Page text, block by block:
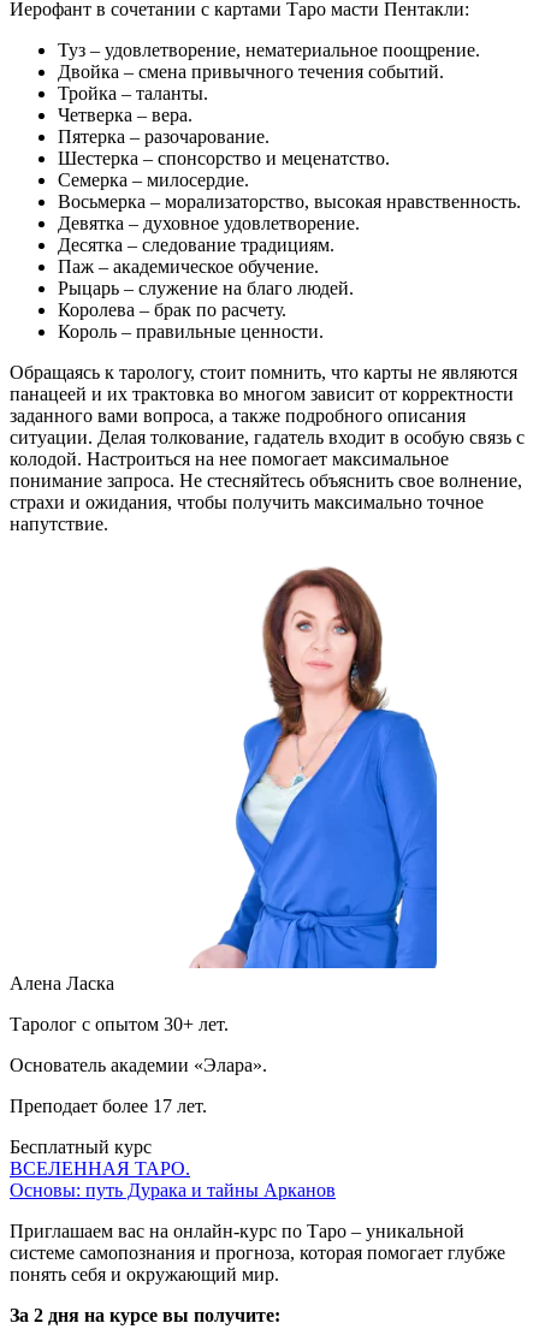
Иерофант в сочетании с картами Таро масти Пентакли:
Туз – удовлетворение, нематериальное поощрение.
Двойка – смена привычного течения событий.
Тройка – таланты.
Четверка – вера.
Пятерка – разочарование.
Шестерка – спонсорство и меценатство.
Семерка – милосердие.
Восьмерка – морализаторство, высокая нравственность.
Девятка – духовное удовлетворение.
Десятка – следование традициям.
Паж – академическое обучение.
Рыцарь – служение на благо людей.
Королева – брак по расчету.
Король – правильные ценности.
Обращаясь к тарологу, стоит помнить, что карты не являются
панацеей и их трактовка во многом зависит от корректности
заданного вами вопроса, а также подробного описания
ситуации. Делая толкование, гадатель входит в особую связь с
колодой. Настроиться на нее помогает максимальное
понимание запроса. Не стесняйтесь объяснить свое волнение,
страхи и ожидания, чтобы получить максимально точное
напутствие.
Алена Ласка
Таролог с опытом 30+ лет.
Основатель академии «Элара».
Преподает более 17 лет.
Бесплатный курс
ВСЕЛЕННАЯ ТАРО.
Основы: путь Дурака и тайны Арканов
Приглашаем вас на онлайн-курс по Таро – уникальной
системе самопознания и прогноза, которая помогает глубже
понять себя и окружающий мир.
За 2 дня на курсе вы получите: